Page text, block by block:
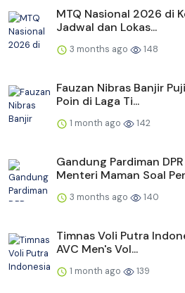
MTQ Nasional 2026 di
Jadwal dan Lokas...
3 months ago 148
Fauzan Nibras Banjir
Poin di Laga Ti...
1 month ago 142
Gandung Pardiman
Menteri Maman Soal
3 months ago 140
Timnas Voli Putra
AVC Men's Vol...
1 month ago 139